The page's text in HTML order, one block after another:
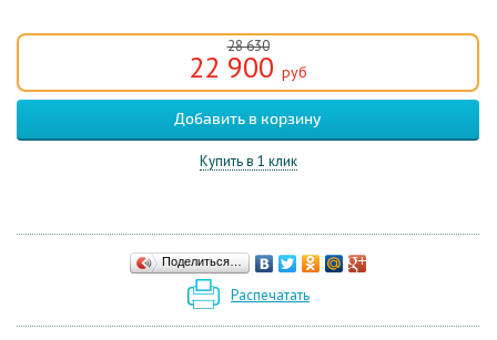
28 630
22 900 руб
Купить в 1 клик
Поделиться…
Распечатать